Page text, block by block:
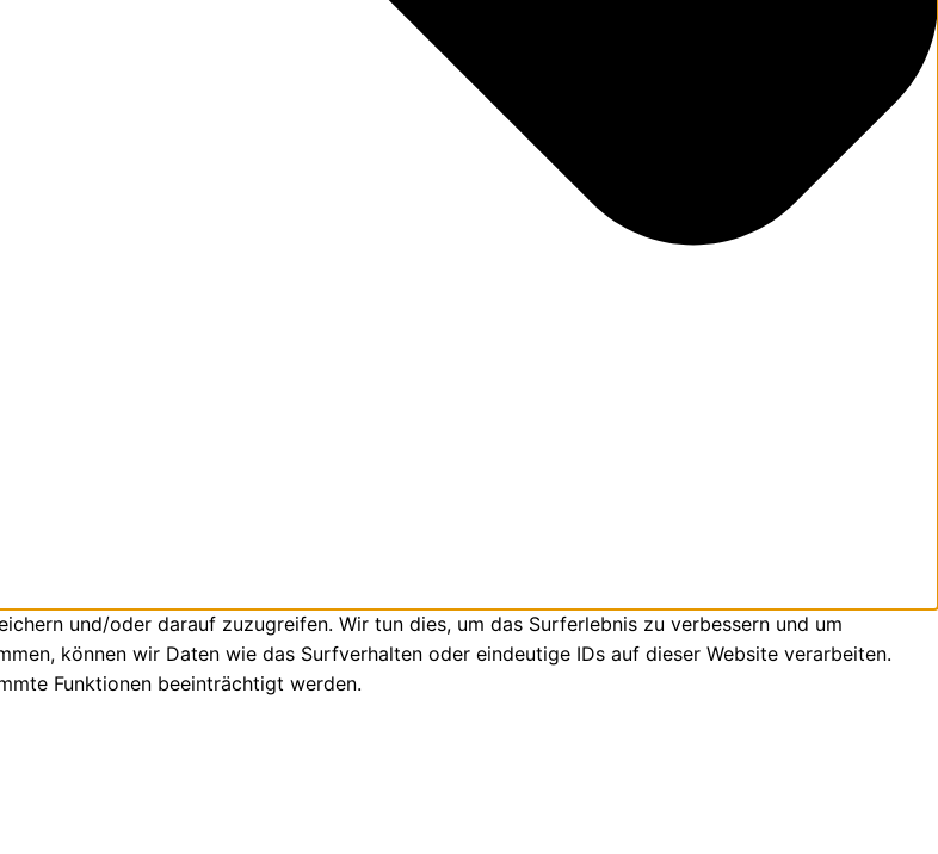
und/oder darauf zuzugreifen. Wir tun dies, um das Surferlebnis zu verbessern und um
können wir Daten wie das Surfverhalten oder eindeutige IDs auf dieser Website verarbeiten.
Funktionen beeinträchtigt werden.